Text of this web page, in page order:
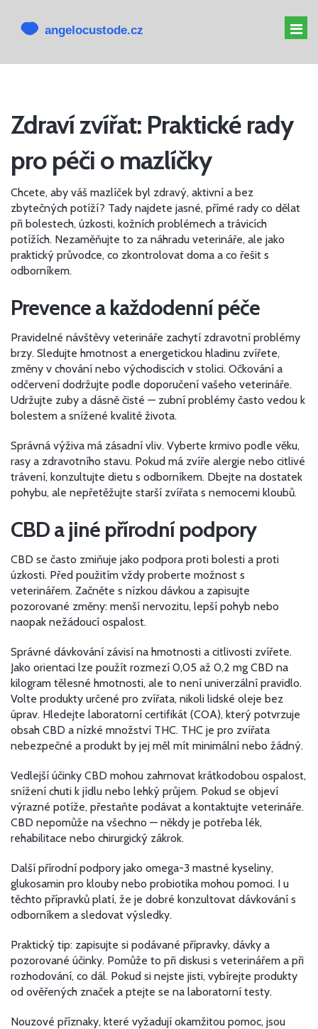
MELATONIN PSOVI
CBD PRO PSA
ALTERNATIVY K CBD
Zdraví zvířat: Praktické rady
pro péči o mazlíčky
Chcete, aby váš mazlíček byl zdravý, aktivní a bez
zbytečných potíží? Tady najdete jasné, přímé rady co dělat
při bolestech, úzkosti, kožních problémech a trávicích
potížích. Nezaměňujte to za náhradu veterináře, ale jako
praktický průvodce, co zkontrolovat doma a co řešit s
odborníkem.
Prevence a každodenní péče
Pravidelné návštěvy veterináře zachytí zdravotní problémy
brzy. Sledujte hmotnost a energetickou hladinu zvířete,
změny v chování nebo východiscích v stolici. Očkování a
odčervení dodržujte podle doporučení vašeho veterináře.
Udržujte zuby a dásně čisté — zubní problémy často vedou k
bolestem a snížené kvalitě života.
Správná výživa má zásadní vliv. Vyberte krmivo podle věku,
rasy a zdravotního stavu. Pokud má zvíře alergie nebo citlivé
trávení, konzultujte dietu s odborníkem. Dbejte na dostatek
pohybu, ale nepřetěžujte starší zvířata s nemocemi kloubů.
CBD a jiné přírodní podpory
CBD se často zmiňuje jako podpora proti bolesti a proti
úzkosti. Před použitím vždy proberte možnost s
veterinářem. Začněte s nízkou dávkou a zapisujte
pozorované změny: menší nervozitu, lepší pohyb nebo
naopak nežádoucí ospalost.
Správné dávkování závisí na hmotnosti a citlivosti zvířete.
Jako orientaci lze použít rozmezí 0,05 až 0,2 mg CBD na
kilogram tělesné hmotnosti, ale to není univerzální pravidlo.
Volte produkty určené pro zvířata, nikoli lidské oleje bez
úprav. Hledejte laboratorní certifikát (COA), který potvrzuje
obsah CBD a nízké množství THC. THC je pro zvířata
nebezpečné a produkt by jej měl mít minimální nebo žádný.
Vedlejší účinky CBD mohou zahrnovat krátkodobou ospalost,
snížení chuti k jídlu nebo lehký průjem. Pokud se objeví
výrazné potíže, přestaňte podávat a kontaktujte veterináře.
CBD nepomůže na všechno — někdy je potřeba lék,
rehabilitace nebo chirurgický zákrok.
Další přírodní podpory jako omega-3 mastné kyseliny,
glukosamin pro klouby nebo probiotika mohou pomoci. I u
těchto přípravků platí, že je dobré konzultovat dávkování s
odborníkem a sledovat výsledky.
Praktický tip: zapisujte si podávané přípravky, dávky a
pozorované účinky. Pomůže to při diskusi s veterinářem a při
rozhodování, co dál. Pokud si nejste jisti, vybírejte produkty
od ověřených značek a ptejte se na laboratorní testy.
Nouzové příznaky, které vyžadují okamžitou pomoc, jsou